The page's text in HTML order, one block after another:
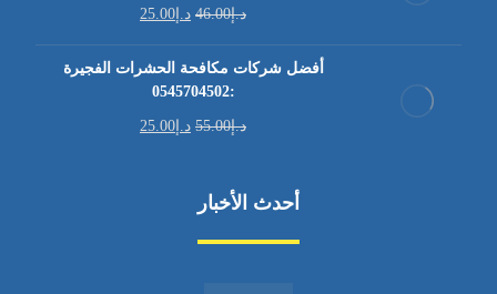
د.إ46.00 د.إ25.00
أفضل شركات مكافحة الحشرات الفجيرة
:0545704502
د.إ55.00 د.إ25.00
أحدث الأخبار